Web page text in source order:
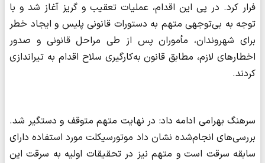
فرار کرد. در پی این اقدام، عملیات تعقیب و گریز آغاز شد و با
توجه به بی‌توجهی متهم به دستورات قانونی پلیس و ایجاد خطر
برای شهروندان، مأموران پس از طی مراحل قانونی و صدور
اخطارهای لازم، مطابق قانون به‌کارگیری سلاح اقدام به تیراندازی
کردند.
سرهنگ بهرامی ادامه داد: در نهایت متهم متوقف و دستگیر شد.
بررسی‌های انجام‌شده نشان داد موتورسیکلت مورد استفاده دارای
سابقه سرقت است و متهم نیز در تحقیقات اولیه به سرقت این